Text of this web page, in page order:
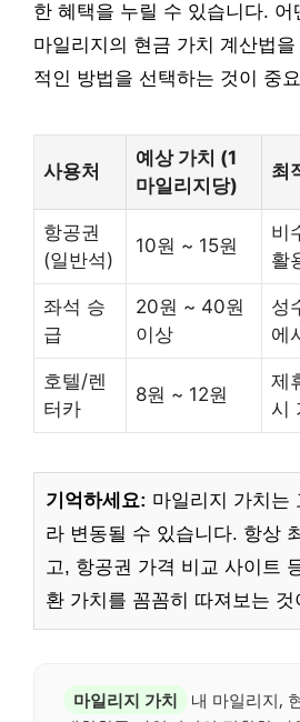
한 혜택을 누릴 수 있습니다.
마일리지의 현금 가치 계산법
적인 방법을 선택하는 것이 중
사용처
예상 가치 (1
마일리지당)
최
항공권
(일반석)
10원 ~ 15원
비
활
좌석 승
급
20원 ~ 40원
이상
성
에
호텔/렌
터카
8원 ~ 12원
제
시
기억하세요: 마일리지 가치는
라 변동될 수 있습니다. 항상
고, 항공권 가격 비교 사이트
환 가치를 꼼꼼히 따져보는
마일리지 가치
내 마일리지,